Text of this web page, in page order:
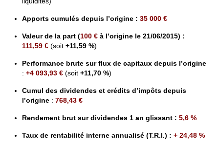
Apports cumulés depuis l’origine : 35 000 €
Valeur de la part (100 € à l’origine le 21/06/2015) :
111,59 € (soit +11,59 %)
Performance brute sur flux de capitaux depuis l’origine
: +4 093,93 € (soit +11,70 %)
Cumul des dividendes et crédits d’impôts depuis
l’origine : 768,43 €
Rendement brut sur dividendes 1 an glissant : 5,6 %
Taux de rentabilité interne annualisé (T.R.I.) : + 24,48 %